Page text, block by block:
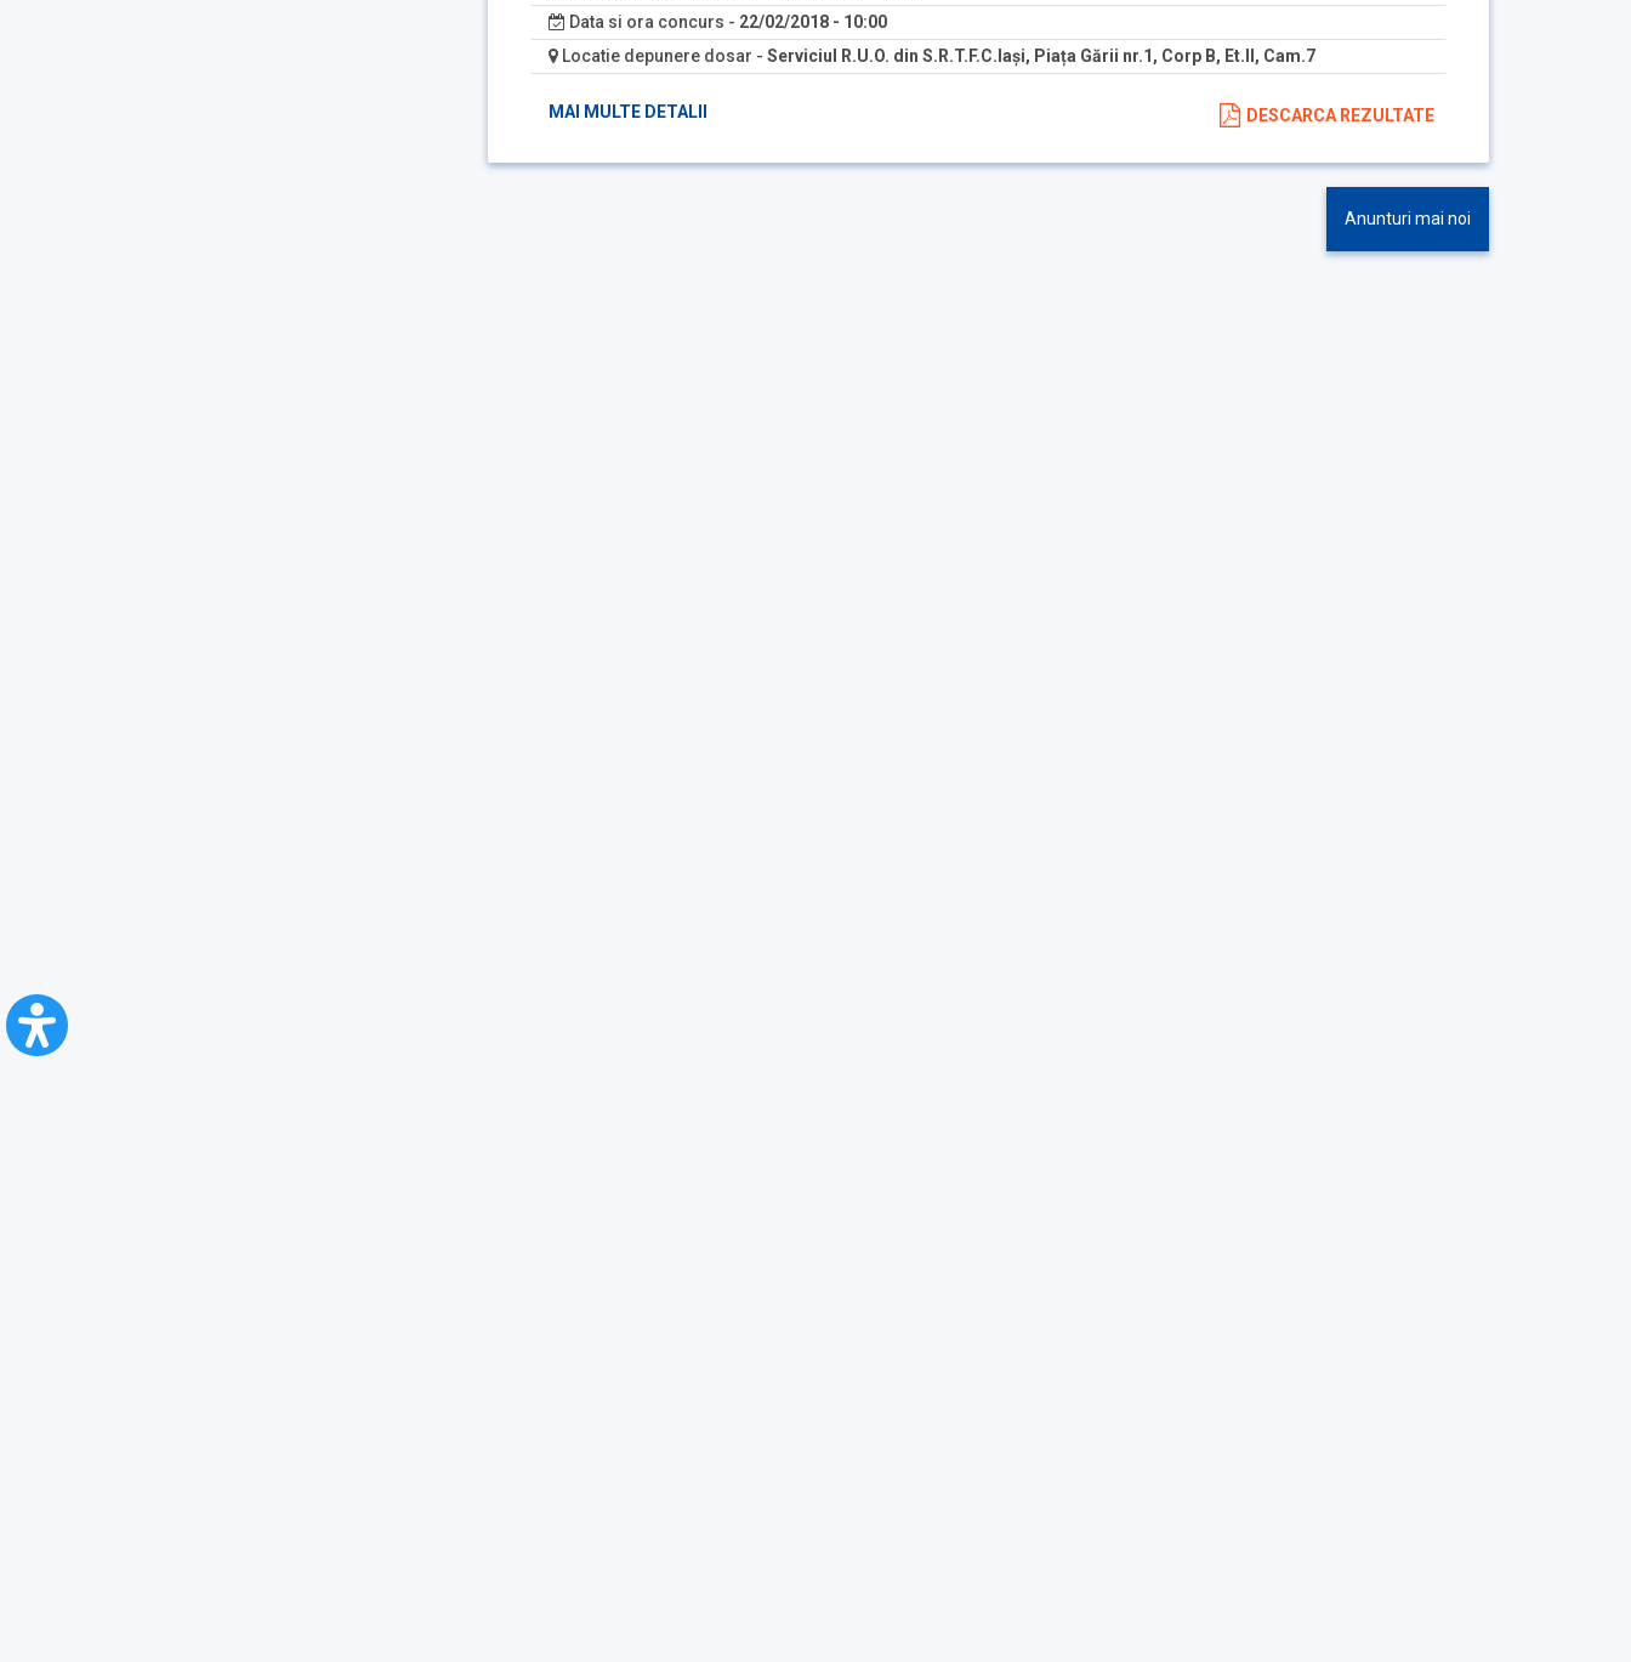
Data si ora concurs - 22/02/2018 - 10:00
Locatie depunere dosar - Serviciul R.U.O. din S.R.T.F.C.Iași, Piața Gării nr.1, Corp B, Et.II, Cam.7
MAI MULTE DETALII DESCARCA REZULTATE
Anunturi mai noi